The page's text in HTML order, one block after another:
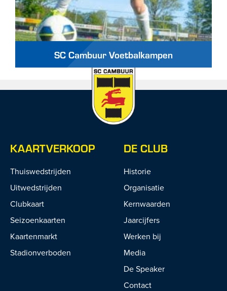
SC Cambuur Voetbalkampen
KAARTVERKOOP
Thuiswedstrijden
Uitwedstrijden
Clubkaart
Seizoenkaarten
Kaartenmarkt
Stadionverboden
DE CLUB
Historie
Organisatie
Kernwaarden
Jaarcijfers
Werken bij
Media
De Speaker
Contact